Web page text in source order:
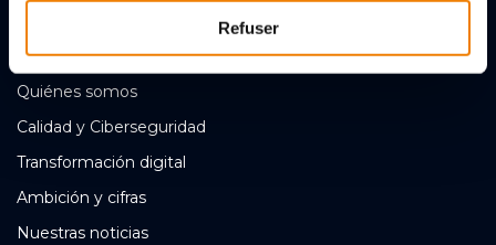
Refuser
Quiénes somos
Calidad y Ciberseguridad
Transformación digital
Ambición y cifras
Nuestras noticias